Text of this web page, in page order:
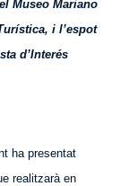
Museo Mariano
i l’espot
d’Interés
ha presentat
realitzarà en